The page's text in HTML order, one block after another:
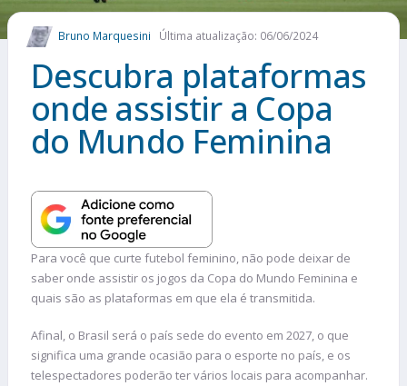
Bruno Marquesini Última atualização: 06/06/2024
Descubra plataformas
onde assistir a Copa
do Mundo Feminina
Para você que curte futebol feminino, não pode deixar de
saber onde assistir os jogos da Copa do Mundo Feminina e
quais são as plataformas em que ela é transmitida.
Afinal, o Brasil será o país sede do evento em 2027, o que
significa uma grande ocasião para o esporte no país, e os
telespectadores poderão ter vários locais para acompanhar.